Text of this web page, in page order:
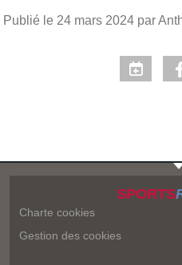
Publié le 24 mars 2024 par
SPORTS
Charte cookies
Gestion des cookies